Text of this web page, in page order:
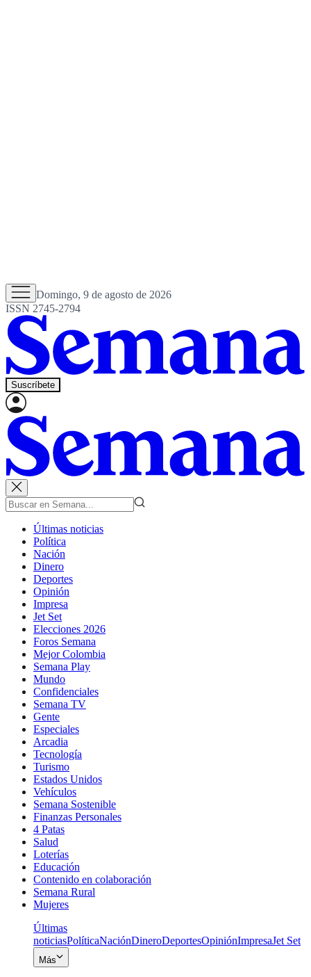
Domingo, 9 de agosto de 2026
ISSN 2745-2794
Suscríbete
Últimas noticias
Política
Nación
Dinero
Deportes
Opinión
Impresa
Jet Set
Elecciones 2026
Foros Semana
Mejor Colombia
Semana Play
Mundo
Confidenciales
Semana TV
Gente
Especiales
Arcadia
Tecnología
Turismo
Estados Unidos
Vehículos
Semana Sostenible
Finanzas Personales
4 Patas
Salud
Loterías
Educación
Contenido en colaboración
Semana Rural
Mujeres
Últimas
noticiasPolíticaNaciónDineroDeportesOpiniónImpresaJet Set
Más